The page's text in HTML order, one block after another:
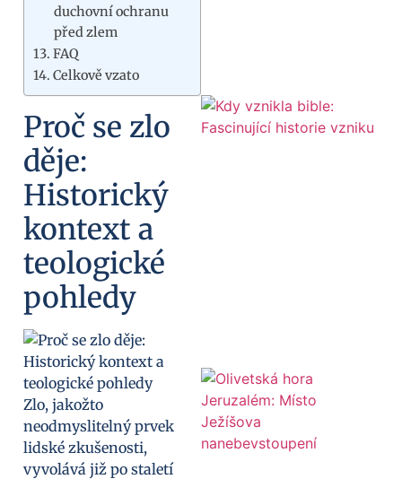
duchovní ochranu
před zlem
FAQ
Celkově vzato
Proč se zlo
děje:
Historický
kontext a
teologické
pohledy
Zlo, jakožto
neodmyslitelný prvek
lidské zkušenosti,
vyvolává již po staletí